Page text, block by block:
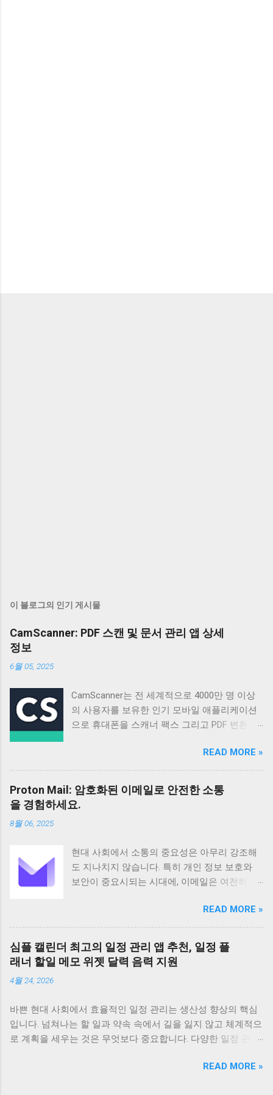
이 블로그의 인기 게시물
CamScanner: PDF 스캔 및 문서 관리 앱 상세
정보
6월 05, 2025
CamScanner는 전 세계적으로 4000만 명 이상
의 사용자를 보유한 인기 모바일 애플리케이션
으로 휴대폰을 스캐너 팩스 그리고 PDF 변환기
명 이상의 신규 사용자가 가입할 정도로 꾸준히
성장하고 있으며 다양한 기능과 편리한 사용성
으로 많은 사용자들의 호평을 받고 있습니다 이
앱은 단순한 스캔 기능을 넘어 문서 관리 공유
그리고 협업까지 지원하여 업무 효율성을 높이
이드 기반 애플리케이션으로 전 세계 200개 이
상의 국가와 지역에서 사용되고 있습니다
Android 5 이상 버전을 지원하며 전체 이용가 등
앱은 100만 건 이상의 다운로드 수를 기록하며
그 인기를 실감케 합니다 주요 기능으로는 문서
스캔 PDF 변환 텍스트 인식 문서 관리 공유 그리
고 협업 기능 등이 있습니다 특히 고급 이미지
트를 추출하고 편집할 수 있습니다 다양한 언어
를 지원하며 문서를 손쉽게 검색하고 관리할 수
있도록 태그 기능도 제공합니다 CamScanner의
주요 기능은 문서 스캔 기능에서 시작합니다 이
앱은 최첨단 이미지 처리 기술을 적용하여 사진
READ MORE »
Proton Mail: 암호화된 이메일로 안전한 소통
을 경험하세요.
8월 06, 2025
현대 사회에서 소통의 중요성은 아무리 강조해
도 지나치지 않습니다. 특히 개인 정보 보호와
보안이 중요시되는 시대에, 이메일은 여전히 가
로 자리 잡고 있습니다. 하지만 동시에 이메일은
해킹이나 정보 유출의 위험에 항상 노출되어 있
습니다. 이러한 불안감을 해소하고 사용자의 프
라이버시를 최우선으로 보호하기 위해 탄생한
것이 바로 Proton Mail입니다. 스위스에 기반을
일 서비스를 제공하며, 전 세계 수백만 명의 사
용자가 그 가치를 인정하고 있습니다. Proton
Mail은 단순한 이메일 서비스 제공을 넘어, 사용
효율적으로 관리할 수 있도록 필요한 모든 기능
READ MORE »
심플 캘린더 최고의 일정 관리 앱 추천, 일정 플
래너 할일 메모 위젯 달력 음력 지원
4월 24, 2026
바쁜 현대 사회에서 효율적인 일정 관리는 생산성 향상의 핵심
입니다. 넘쳐나는 할 일과 약속 속에서 길을 잃지 않고 체계적으
로 계획을 세우는 것은 무엇보다 중요합니다. 다양한 일정 관리
과 강력한 기능으로 많은 사용자들에게 사랑받고 있습니다. 오
READ MORE »